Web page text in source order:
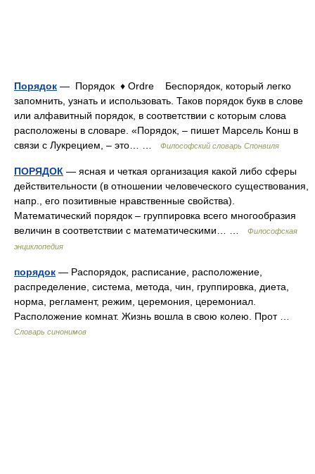
Порядок — Порядок ♦ Ordre Беспорядок, который легко
запомнить, узнать и использовать. Таков порядок букв в слове
или алфавитный порядок, в соответствии с которым слова
расположены в словаре. «Порядок, – пишет Марсель Конш в
связи с Лукрецием, – это… …
Философский словарь Спонвиля
ПОРЯДОК — ясная и четкая организация какой либо сферы
действительности (в отношении человеческого существования,
напр., его позитивные нравственные свойства).
Математический порядок – группировка всего многообразия
величин в соответствии с математическими… …
Философская
энциклопедия
порядок — Распорядок, расписание, расположение,
распределение, система, метода, чин, группировка, диета,
норма, регламент, режим, церемония, церемониал.
Расположение комнат. Жизнь вошла в свою колею. Прот …
Словарь синонимов